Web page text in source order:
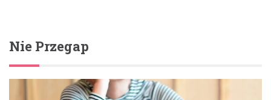
Nie Przegap